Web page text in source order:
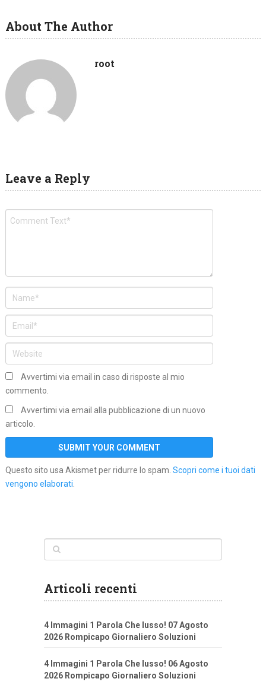
About The Author
root
Leave a Reply
Avvertimi via email in caso di risposte al mio
commento.
Avvertimi via email alla pubblicazione di un nuovo
articolo.
Questo sito usa Akismet per ridurre lo spam. Scopri come i tuoi dati
vengono elaborati.
Articoli recenti
4 Immagini 1 Parola Che lusso! 07 Agosto
2026 Rompicapo Giornaliero Soluzioni
4 Immagini 1 Parola Che lusso! 06 Agosto
2026 Rompicapo Giornaliero Soluzioni